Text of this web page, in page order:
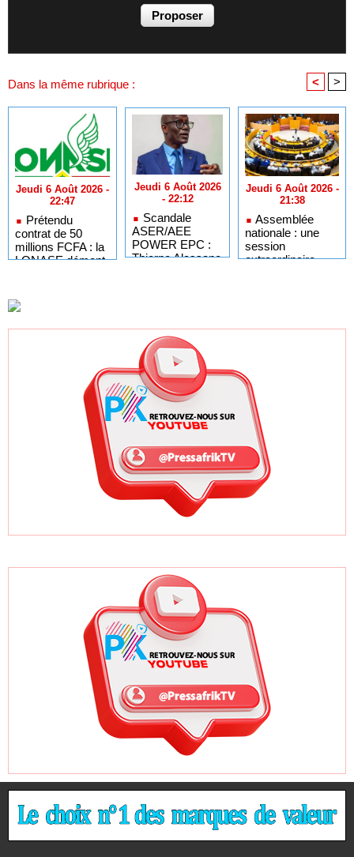
Dans la même rubrique : < >
Jeudi 6 Août 2026 -
22:47
Prétendu
contrat de 50
millions FCFA : la
LONASE dément
menace de
poursuites
Jeudi 6 Août 2026
- 22:12
Scandale
ASER/AEE
POWER EPC :
Thierno Alassane
Jeudi 6 Août 2026 -
21:38
Assemblée
nationale : une
session
extraordinaire